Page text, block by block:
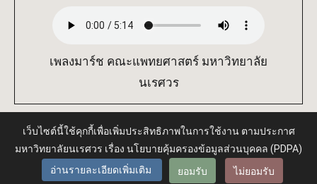
เว็บไซต์นี้ใช้คุกกี้เพื่อเพิ่มประสิทธิภาพในการใช้งาน ตามประกาศ
มหาวิทยาลัยนเรศวร เรื่อง นโยบายคุ้มครองข้อมูลส่วนบุคคล (PDPA)
อ่านรายละเอียดเพิ่มเติม
ยอมรับ ไม่ยอมรับ
เพลงมาร์ช คณะแพทยศาสตร์ มหาวิทยาลัย
นเรศวร
Administrator